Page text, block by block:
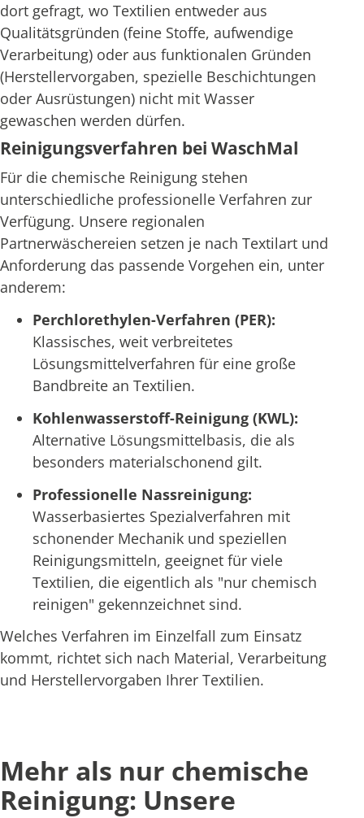
dort gefragt, wo Textilien entweder aus
Qualitätsgründen (feine Stoffe, aufwendige
Verarbeitung) oder aus funktionalen Gründen
(Herstellervorgaben, spezielle Beschichtungen
oder Ausrüstungen) nicht mit Wasser
gewaschen werden dürfen.
Reinigungsverfahren bei WaschMal
Für die chemische Reinigung stehen
unterschiedliche professionelle Verfahren zur
Verfügung. Unsere regionalen
Partnerwäschereien setzen je nach Textilart und
Anforderung das passende Vorgehen ein, unter
anderem:
Perchlorethylen-Verfahren (PER):
Klassisches, weit verbreitetes
Lösungsmittelverfahren für eine große
Bandbreite an Textilien.
Kohlenwasserstoff-Reinigung (KWL):
Alternative Lösungsmittelbasis, die als
besonders materialschonend gilt.
Professionelle Nassreinigung:
Wasserbasiertes Spezialverfahren mit
schonender Mechanik und speziellen
Reinigungsmitteln, geeignet für viele
Textilien, die eigentlich als "nur chemisch
reinigen" gekennzeichnet sind.
Welches Verfahren im Einzelfall zum Einsatz
kommt, richtet sich nach Material, Verarbeitung
und Herstellervorgaben Ihrer Textilien.
Mehr als nur chemische
Reinigung: Unsere